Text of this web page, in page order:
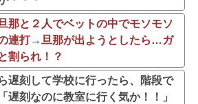
那と２人でベットの中でモソモソ
連打→旦那が出ようとしたら…ガ
割られ！？
遅刻して学校に行ったら、階段で
遅刻なのに教室に行く気か！！」